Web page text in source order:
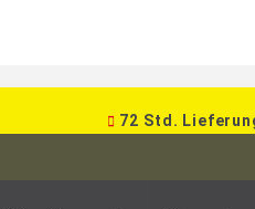
72 Std.